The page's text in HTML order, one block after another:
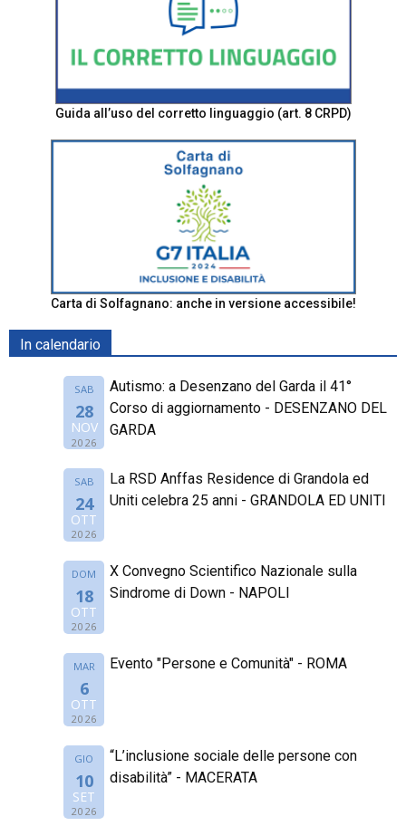
Guida all’uso del corretto linguaggio (art. 8 CRPD)
Carta di Solfagnano: anche in versione accessibile!
In calendario
SAB
28
NOV
2026
Autismo: a Desenzano del Garda il 41°
Corso di aggiornamento - DESENZANO DEL
GARDA
SAB
24
OTT
2026
La RSD Anffas Residence di Grandola ed
Uniti celebra 25 anni - GRANDOLA ED UNITI
DOM
18
OTT
2026
X Convegno Scientifico Nazionale sulla
Sindrome di Down - NAPOLI
MAR
6
OTT
2026
Evento "Persone e Comunità" - ROMA
GIO
10
SET
2026
“L’inclusione sociale delle persone con
disabilità” - MACERATA